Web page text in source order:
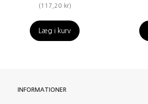
(117,20 kr)
Læg i kurv
INFORMATIONER